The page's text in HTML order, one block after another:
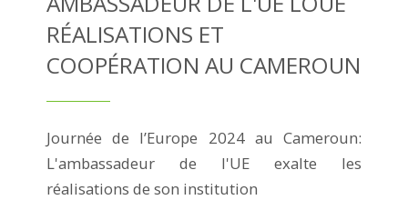
RÉALISATIONS ET
COOPÉRATION AU CAMEROUN
Journée de l’Europe 2024 au Cameroun:
L'ambassadeur de l'UE exalte les
réalisations de son institution